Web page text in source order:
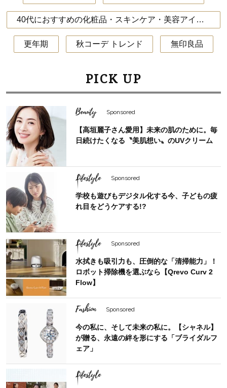
40代におすすめの化粧品・スキンケア・美容アイテム
更年期 秋コーデ トレンド 無印良品
PICK UP
Beauty Sponsored
【高垣麗子さん愛用】未来の肌のために。毎
日続けたくなる〝美肌想い〟のUVクリーム
Lifestyle Sponsored
学校も遊びもデジタル化する今、子どもの疲
れ目をどうケアする!?
Lifestyle Sponsored
水拭きも吸引力も、圧倒的な「清掃能力」！
ロボット掃除機を選ぶなら【Qrevo Curv 2
Flow】
Fashion Sponsored
今の私に、そして未来の私に。【シャネル】
が贈る、永遠の絆を形にする「ブライダルフ
ェア」
Lifestyle